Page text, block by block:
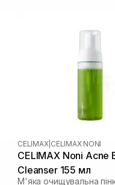
CELIMAX CELIMAX NONI
CELIMAX Noni Acne
Cleanser 155 мл